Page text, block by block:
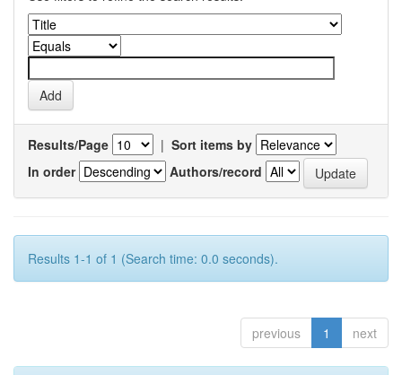
Results/Page | Sort items by
In order
Authors/record
Results 1-1 of 1 (Search time: 0.0 seconds).
previous 1 next